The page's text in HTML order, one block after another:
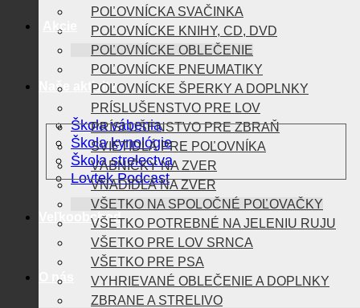
Akcie
Naše aktivity
Škola vábenia
Škola kynológie
Škola strelectva
Lovtek Podcast
Veľkoobchod
O nás
POĽOVNÍCKA SVAČINKA
POĽOVNÍCKE KNIHY, CD, DVD
POĽOVNÍCKE OBLEČENIE
POĽOVNÍCKE PNEUMATIKY
POĽOVNÍCKE ŠPERKY A DOPLNKY
PRÍSLUŠENSTVO PRE LOV
PRÍSLUŠENSTVO PRE ZBRAŇ
SVIETIDLÁ PRE POĽOVNÍKA
VÁBNIČKY NA ZVER
VNADIDLÁ NA ZVER
VŠETKO NA SPOLOČNÉ POĽOVAČKY
VŠETKO POTREBNÉ NA JELENIU RUJU
VŠETKO PRE LOV SRNCA
VŠETKO PRE PSA
VYHRIEVANÉ OBLEČENIE A DOPLNKY
ZBRANE A STRELIVO